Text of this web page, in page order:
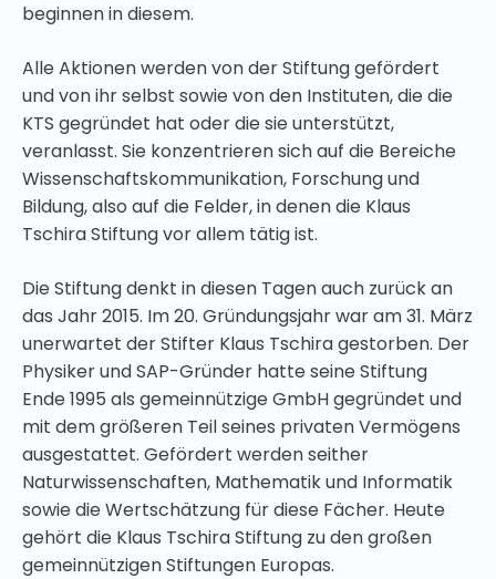
beginnen in diesem.
Alle Aktionen werden von der Stiftung gefördert
und von ihr selbst sowie von den Instituten, die die
KTS gegründet hat oder die sie unterstützt,
veranlasst. Sie konzentrieren sich auf die Bereiche
Wissenschaftskommunikation, Forschung und
Bildung, also auf die Felder, in denen die Klaus
Tschira Stiftung vor allem tätig ist.
Die Stiftung denkt in diesen Tagen auch zurück an
das Jahr 2015. Im 20. Gründungsjahr war am 31. März
unerwartet der Stifter Klaus Tschira gestorben. Der
Physiker und SAP-Gründer hatte seine Stiftung
Ende 1995 als gemeinnützige GmbH gegründet und
mit dem größeren Teil seines privaten Vermögens
ausgestattet. Gefördert werden seither
Naturwissenschaften, Mathematik und Informatik
sowie die Wertschätzung für diese Fächer. Heute
gehört die Klaus Tschira Stiftung zu den großen
gemeinnützigen Stiftungen Europas.